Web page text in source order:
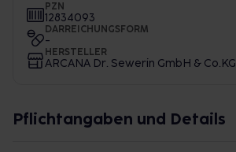
PZN
12834093
DARREICHUNGSFORM
-
HERSTELLER
ARCANA Dr. Sewerin GmbH & Co.KG
Pflichtangaben und Details